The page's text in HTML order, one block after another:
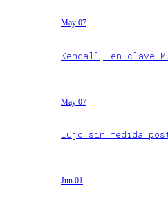
May 07
Kendall, en clave
May 07
Lujo sin medida
Jun 01